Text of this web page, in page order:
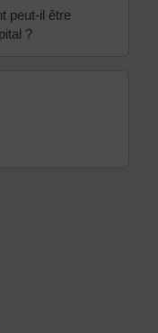
peut-il être
?